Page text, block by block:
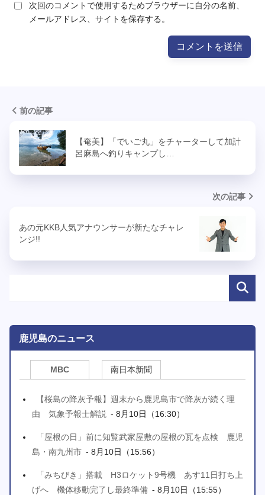
次回のコメントで使用するためブラウザーに自分の名前、
メールアドレス、サイトを保存する。
前の記事
【奄美】「でいご丸」をチャーターして加計
呂麻島へ釣りキャンプし…
次の記事
あの元KKB人気アナウンサーが新たなチャレ
ンジ!!
鹿児島のニュース
MBC 南日本新聞
【桜島の降灰予報】週末から鹿児島市で降灰が続く理
由 気象予報士解説 - 8月10日（16:30）
「屋根の日」前に知覧武家屋敷の屋根の瓦を点検 鹿児
島・南九州市 - 8月10日（15:56）
「みちびき」搭載 H3ロケット9号機 あす11日打ち上
げへ 機体移動完了し最終準備 - 8月10日（15:55）